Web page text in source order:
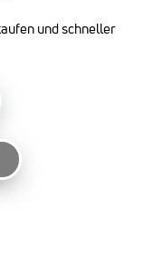
und schneller